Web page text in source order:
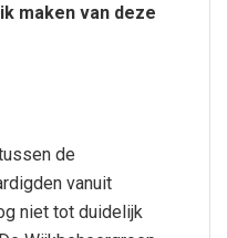
maken van deze
de
vanuit
niet tot duidelijk